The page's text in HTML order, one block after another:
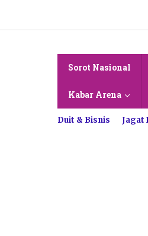
konten
Sorot Nasional
Kabar Arena
Duit & Bisnis Jagat